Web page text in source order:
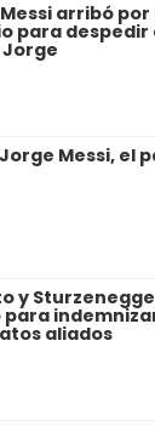
arribó
para despedir
Messi, el
y
aliados